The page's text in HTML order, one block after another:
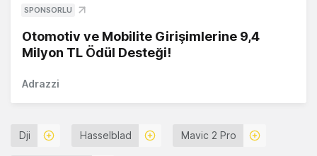
SPONSORLU
Otomotiv ve Mobilite Girişimlerine 9,4
Milyon TL Ödül Desteği!
Adrazzi
Dji Hasselblad Mavic 2 Pro